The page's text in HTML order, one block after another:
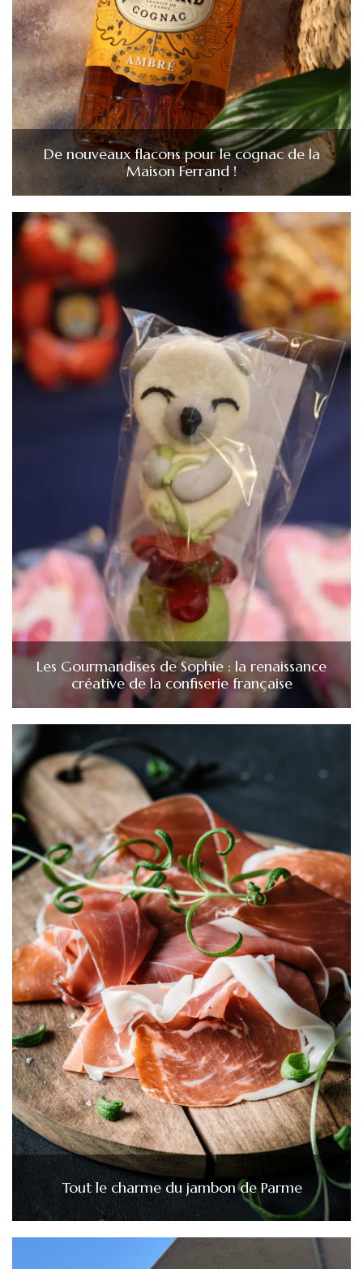
De nouveaux flacons pour le cognac de la
Maison Ferrand !
Les Gourmandises de Sophie : la renaissance
créative de la confiserie française
Tout le charme du jambon de Parme